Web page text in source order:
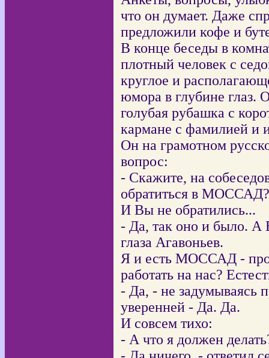
что он думает. Даже
предложили кофе и
В конце беседы в
плотный человек с
круглое и
юмора в глубине глаз.
голубая рубашка с
кармане с фамилией и
Он на грамотном
вопрос:
- Скажите, на
обратиться в
И Вы не обратились...
- Да, так оно и было. А
глаза Агавоньев.
Я и есть МОССАД -
работать на нас?
- Да, - не задумываясь
уверенней - Да. Да.
И совсем тихо:
- А что я должен